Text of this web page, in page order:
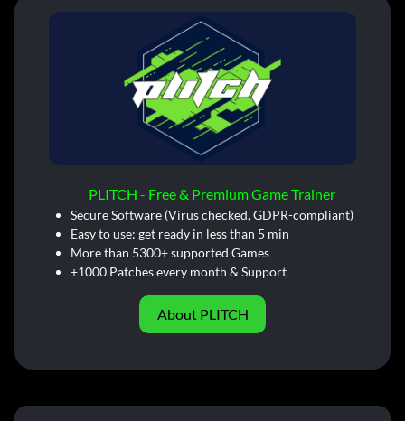
PLITCH - Free & Premium Game Trainer
Secure Software (Virus checked, GDPR-compliant)
Easy to use: get ready in less than 5 min
More than 5300+ supported Games
+1000 Patches every month & Support
About PLITCH